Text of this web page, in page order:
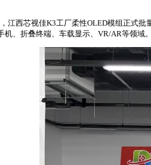
江西芯视佳K3工厂柔性OLED模组正式批
机、折叠终端、车载显示、VR/AR等领域